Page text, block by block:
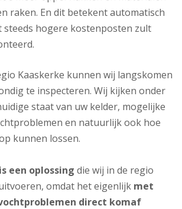
raken. En dit betekent automatisch
steeds hogere kostenposten zult
Kaaskerke kunnen wij langskomen
te inspecteren. Wij kijken onder
staat van uw kelder, mogelijke
en natuurlijk ook hoe
kunnen lossen.
een oplossing die wij in de regio
omdat het eigenlijk met
direct komaf